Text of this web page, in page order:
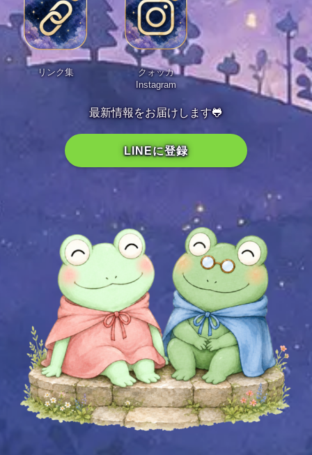
リンク集
クォッカ
Instagram
最新情報をお届けします🐸
LINEに登録